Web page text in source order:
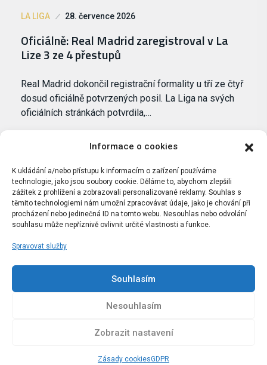
Informace o cookies
K ukládání a/nebo přístupu k informacím o zařízení používáme
technologie, jako jsou soubory cookie. Děláme to, abychom zlepšili
zážitek z prohlížení a zobrazovali personalizované reklamy. Souhlas s
těmito technologiemi nám umožní zpracovávat údaje, jako je chování při
procházení nebo jedinečná ID na tomto webu. Nesouhlas nebo odvolání
souhlasu může nepříznivě ovlivnit určité vlastnosti a funkce.
Spravovat služby
Souhlasím
Nesouhlasím
Zobrazit nastavení
Zásady cookiesGDPR
LA LIGA 28. července 2026
Oficiálně: Real Madrid zaregistroval v La
Lize 3 ze 4 přestupů
Real Madrid dokončil registrační formality u tří ze čtyř
dosud oficiálně potvrzených posil. La Liga na svých
oficiálních stránkách potvrdila,…